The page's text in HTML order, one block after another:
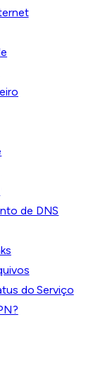
de DNS
do Serviço